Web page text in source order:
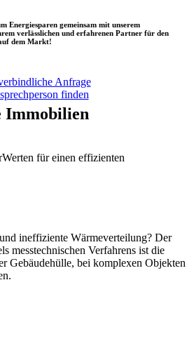
Energiesparen gemeinsam mit unserem
verlässlichen und erfahrenen Partner für den
dem Markt!
Anfrage
finden
Immobilien
für einen effizienten
ineffiziente Wärmeverteilung? Der
messtechnischen Verfahrens ist die
Gebäudehülle, bei komplexen Objekten